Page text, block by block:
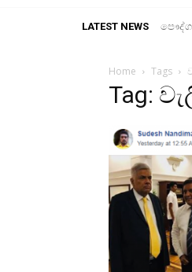
LATEST NEWS
Home Tags
Tag: